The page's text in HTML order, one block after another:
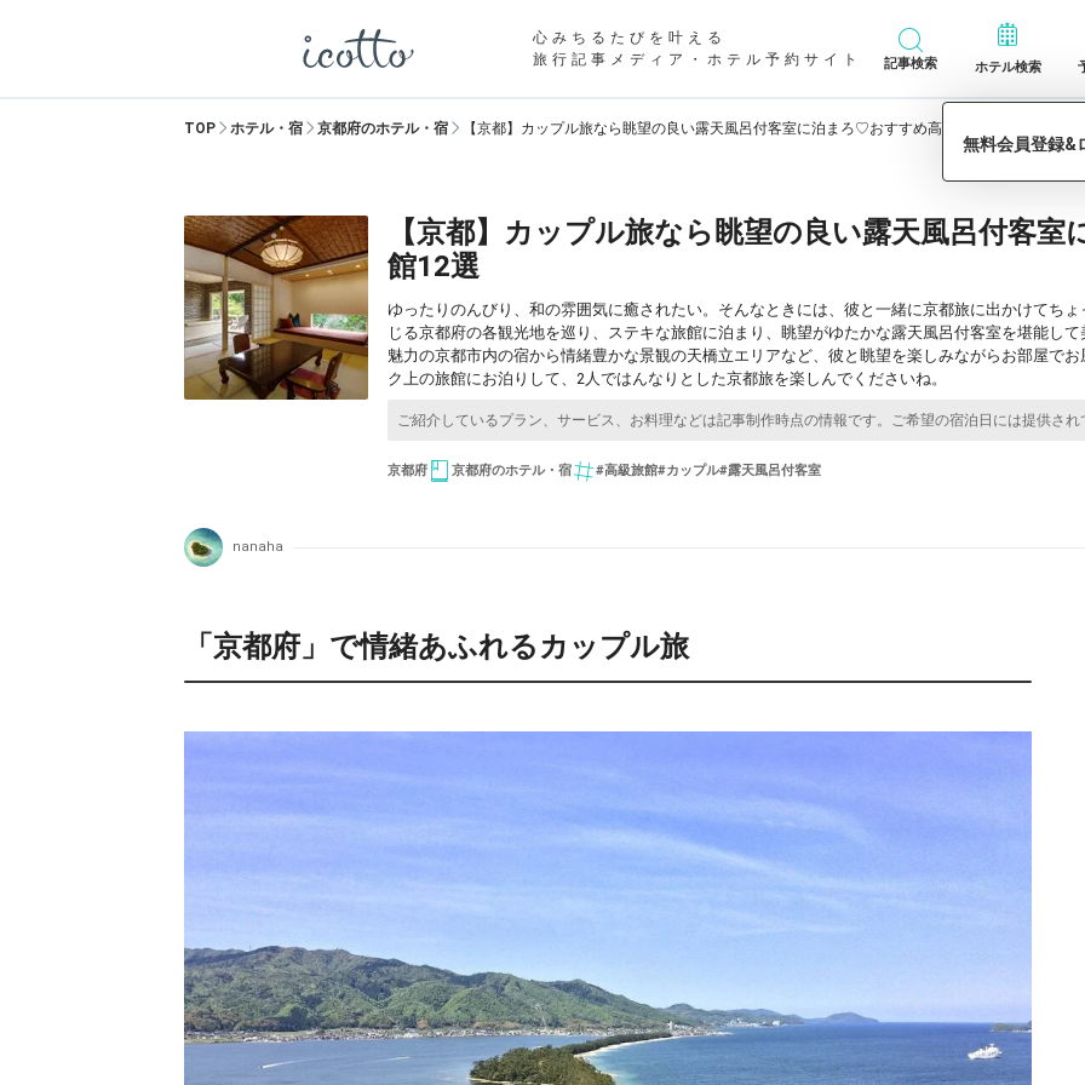
心みちるたびを叶える
旅行記事メディア・ホテル予約サイト
記事検索 ホテル検索
TOP ホテル・宿 京都府のホテル・宿 【京都】カップル旅なら眺望の良い露天風呂付客室に泊まろ♡おすすめ高級旅館12選
【京都】カップル旅なら眺望の良い露天風呂付客
館12選
ゆったりのんびり、和の雰囲気に癒されたい。そんなときには、彼と一緒に京都旅に出かけてち
じる京都府の各観光地を巡り、ステキな旅館に泊まり、眺望がゆたかな露天風呂付客室を堪能し
魅力の京都市内の宿から情緒豊かな景観の天橋立エリアなど、彼と眺望を楽しみながらお部屋で
ク上の旅館にお泊りして、2人ではんなりとした京都旅を楽しんでくださいね。
京都府 京都府のホテル・宿 #高級旅館#カップル#露天風呂付客室
nanaha
「京都府」で情緒あふれるカップル旅